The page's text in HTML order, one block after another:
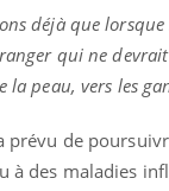
déjà que
qui ne
la peau, vers les
prévu de
à des maladies
le diabète de type
reçues chez les
chez les